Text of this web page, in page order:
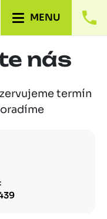
MENU
nás
termín